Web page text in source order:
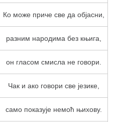
Ко може приче све да објасни,
разним народима без књига,
он гласом смисла не говори.
Чак и ако говори све језике,
само показује немоћ њихову.